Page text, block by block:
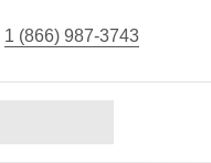
1 (866) 987-3743